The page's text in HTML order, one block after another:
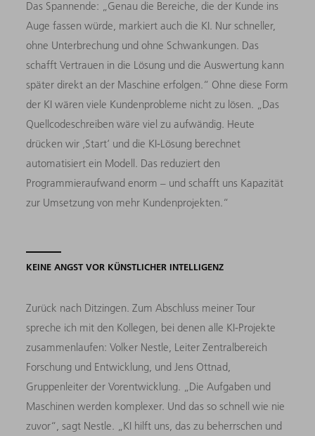
Das Spannende: „Genau die Bereiche, die der Kunde ins
Auge fassen würde, markiert auch die KI. Nur schneller,
ohne Unterbrechung und ohne Schwankungen. Das
schafft Vertrauen in die Lösung und die Auswertung kann
später direkt an der Maschine erfolgen.“ Ohne diese Form
der KI wären viele Kundenprobleme nicht zu lösen. „Das
Quellcodeschreiben wäre viel zu aufwändig. Heute
drücken wir ‚Start‘ und die KI-Lösung berechnet
automatisiert ein Modell. Das reduziert den
Programmieraufwand enorm – und schafft uns Kapazität
zur Umsetzung von mehr Kundenprojekten.“
KEINE ANGST VOR KÜNSTLICHER INTELLIGENZ
Zurück nach Ditzingen. Zum Abschluss meiner Tour
spreche ich mit den Kollegen, bei denen alle KI-Projekte
zusammenlaufen: Volker Nestle, Leiter Zentralbereich
Forschung und Entwicklung, und Jens Ottnad,
Gruppenleiter der Vorentwicklung. „Die Aufgaben und
Maschinen werden komplexer. Und das so schnell wie nie
zuvor“, sagt Nestle. „KI hilft uns, das zu beherrschen und